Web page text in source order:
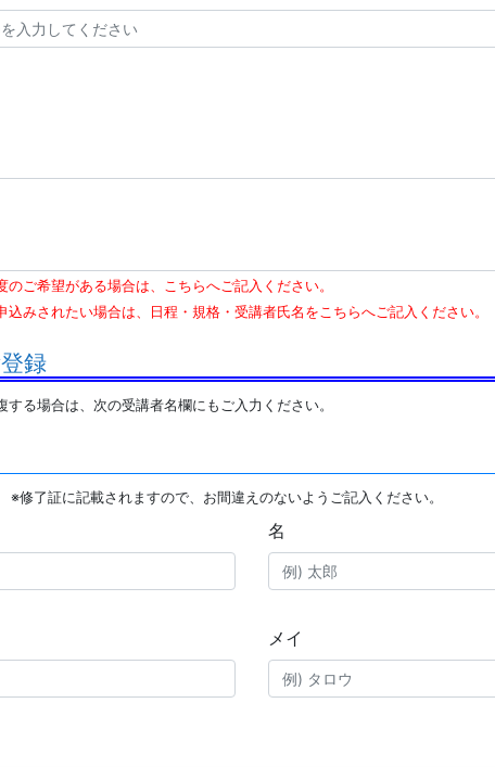
ご希望がある場合は、こちらへご記入ください。
込みされたい場合は、日程・規格・受講者氏名をこちらへご記入ください。
録
る場合は、次の受講者名欄にもご入力ください。
※修了証に記載されますので、お間違えのないようご記入ください。
名
メイ